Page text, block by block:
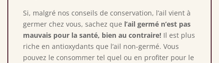
Si, malgré nos conseils de conservation, l’ail vient à
germer chez vous, sachez que l’ail germé n’est pas
mauvais pour la santé, bien au contraire! Il est plus
riche en antioxydants que l’ail non-germé. Vous
pouvez le consommer tel quel ou en profiter pour le